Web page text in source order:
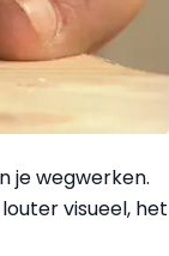
je wegwerken.
visueel, het